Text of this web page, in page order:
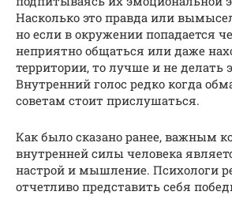
Насколько это правда или
но если в окружении попадается
неприятно общаться или даже
территории, то лучше и не делать
Внутренний голос редко когда
советам стоит прислушаться.
Как было сказано ранее, важным
внутренней силы человека
настрой и мышление. Психологи
отчетливо представить себя